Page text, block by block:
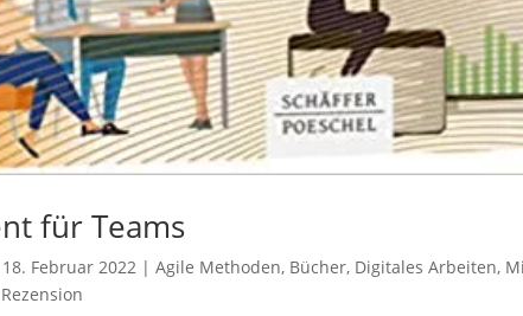
für Teams
18. Februar 2022 |Agile Methoden, Bücher, Digitales Arbeiten,
Rezension